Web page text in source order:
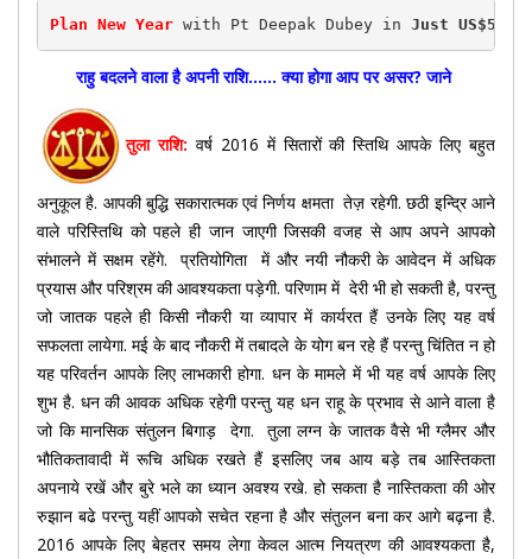
Plan New Year with Pt Deepak Dubey in Just
राहु बदलने वाला है अपनी राशि…… क्या होगा आप पर असर? जाने
तुला राशि: वर्ष 2016 में सितारों की स्तिथि आपके लिए बहुत
अनुकूल है. आपकी बुद्धि सकारात्मक एवं निर्णय क्षमता तेज़ रहेगी. छठी इन्द्रि आने
वाले परिस्तिथि को पहले ही जान जाएगी जिसकी वजह से आप अपने आपको
संभालने में सक्षम रहेंगे. प्रतियोगिता में और नयी नौकरी के आवेदन में अधिक
प्रयास और परिश्रम की आवश्यकता पड़ेगी. परिणाम में देरी भी हो सकती है, परन्तु
जो जातक पहले ही किसी नौकरी या व्यापार में कार्यरत हैं उनके लिए यह वर्ष
सफलता लायेगा. मई के बाद नौकरी में तबादले के योग बन रहे हैं परन्तु चिंतित न हो
यह परिवर्तन आपके लिए लाभकारी होगा. धन के मामले में भी यह वर्ष आपके लिए
शुभ है. धन की आवक अधिक रहेगी परन्तु यह धन राहू के प्रभाव से आने वाला है
जो कि मानसिक संतुलन बिगाड़ देगा. तुला लग्न के जातक वैसे भी ग्लैमर और
भौतिकतावादी में रूचि अधिक रखते हैं इसलिए जब आय बड़े तब आस्तिकता
अपनाये रखें और बुरे भले का ध्यान अवश्य रखे. हो सकता है नास्तिकता की ओर
रुझान बढे परन्तु यहीं आपको सचेत रहना है और संतुलन बना कर आगे बढ़ना है.
2016 आपके लिए बेहतर समय लेगा केवल आत्म नियत्रण की आवश्यकता है,